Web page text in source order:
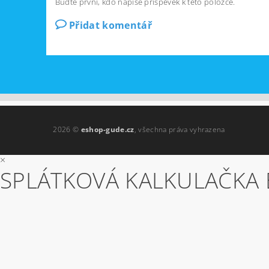
Přidat komentář
2026 © eshop-gude.cz, všechna práva vyhrazena
×
SPLÁTKOVÁ KALKULAČKA